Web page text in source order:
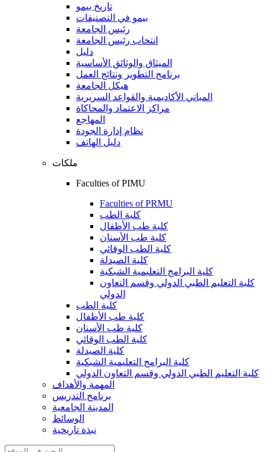
تاريخ بيمو
بيمو في التصنيفات
رئيس الجامعة
انتخاب رئيس الجامعة
دليل
الميثاق والوثائق الأساسية
برنامج التطوير ونتائج العمل
هيكل الجامعة
المباني الأكاديمية والقواعد السريرية
مراكز الاعتماد والمحاكاة
المهاجع
نظام إدارة الجودة
دليل الهاتف
ملكات
Faculties of PIMU
Faculties of PRMU
كلية الطب
كلية طب الأطفال
كلية طب الأسنان
كلية الطب الوقائي
كلية الصيدلة
كلية البرامج التعليمية الشبكية
كلية التعليم الطبي الدولي وقسم التعاون
الدولي
كلية الطب
كلية طب الأطفال
كلية طب الأسنان
كلية الطب الوقائي
كلية الصيدلة
كلية البرامج التعليمية الشبكية
كلية التعليم الطبي الدولي وقسم التعاون الدولي
المهمة والأهداف
برنامج التدريس
المدينة الجامعية
الوسائط
نبذة تاريخية